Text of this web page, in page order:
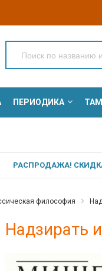
ПЕРИОДИКА
РАСПРОДАЖА! СКИДКА
философия
Надзирать